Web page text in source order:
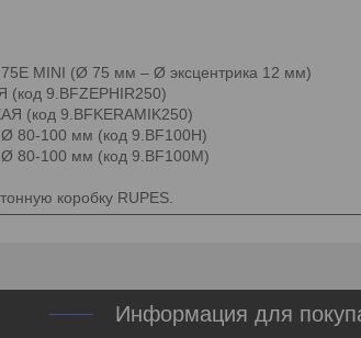
MINI (Ø 75 мм – Ø эксцентрика 12 мм)
(код 9.BFZEPHIR250)
(код 9.BFKERAMIK250)
80-100 мм (код 9.BF100H)
80-100 мм (код 9.BF100M)
коробку RUPES.
Информация для